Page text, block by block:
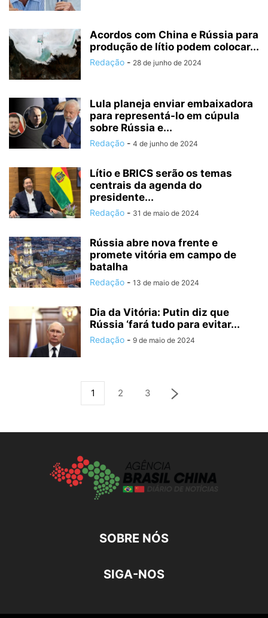
Acordos com China e Rússia para
produção de lítio podem colocar...
Redação - 28 de junho de 2024
Lula planeja enviar embaixadora
para representá-lo em cúpula
sobre Rússia e...
Redação - 4 de junho de 2024
Lítio e BRICS serão os temas
centrais da agenda do
presidente...
Redação - 31 de maio de 2024
Rússia abre nova frente e
promete vitória em campo de
batalha
Redação - 13 de maio de 2024
Dia da Vitória: Putin diz que
Rússia ‘fará tudo para evitar...
Redação - 9 de maio de 2024
1 2 3
SOBRE NÓS
SIGA-NOS